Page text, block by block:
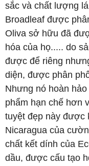
sắc và chất lượng
Broadleaf được
Oliva sở hữu đã
hóa của họ..... do
được để riêng
diện, được phân
Nhưng nó hoàn
phẩm hạn chế hơn
tuyệt đẹp này được
Nicaragua của
chất kết dính của
dầu, được cấu tạo